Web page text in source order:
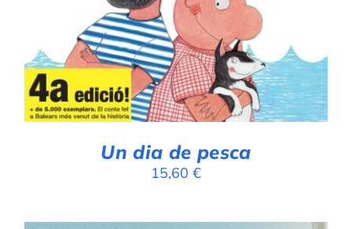
Un dia de pesca
15,60 €